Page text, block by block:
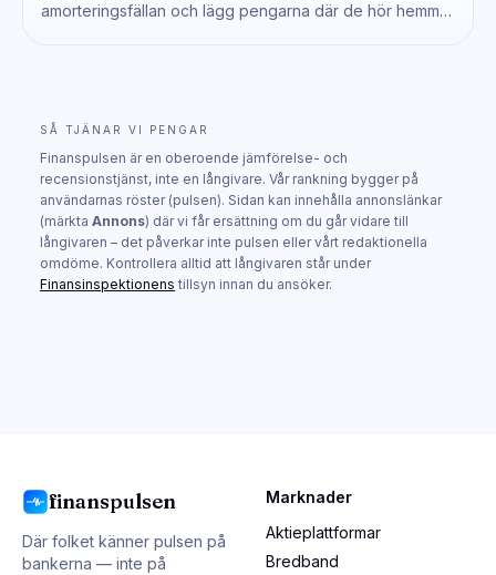
amorteringsfällan och lägg pengarna där de hör hemma.
SÅ TJÄNAR VI PENGAR
Finanspulsen är en oberoende jämförelse- och
recensionstjänst, inte en långivare. Vår rankning bygger på
användarnas röster (pulsen). Sidan kan innehålla annonslänkar
(märkta Annons) där vi får ersättning om du går vidare till
långivaren – det påverkar inte pulsen eller vårt redaktionella
omdöme. Kontrollera alltid att långivaren står under
Finansinspektionens tillsyn innan du ansöker.
finanspulsen
Där folket känner pulsen på
bankerna — inte på
Marknader
Aktieplattformar
Bredband